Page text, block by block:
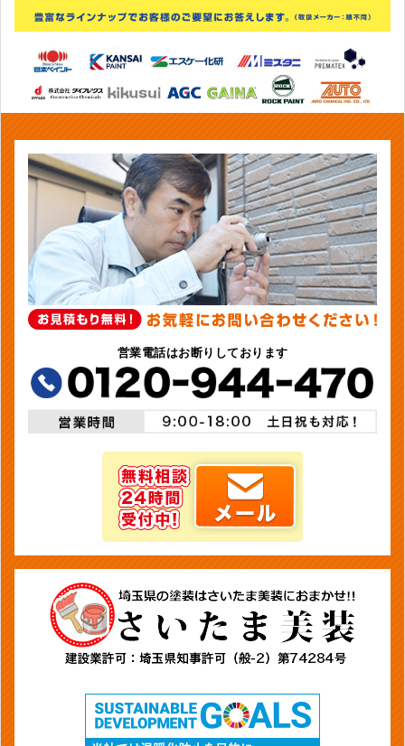
営業電話はお断りしております